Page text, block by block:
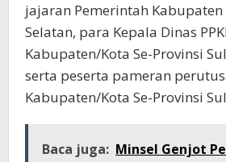
jajaran Pemerintah Kabupaten
Selatan, para Kepala Dinas
Kabupaten/Kota Se-Provinsi
serta peserta pameran
Kabupaten/Kota Se-Provinsi
Baca juga: Minsel Genjot